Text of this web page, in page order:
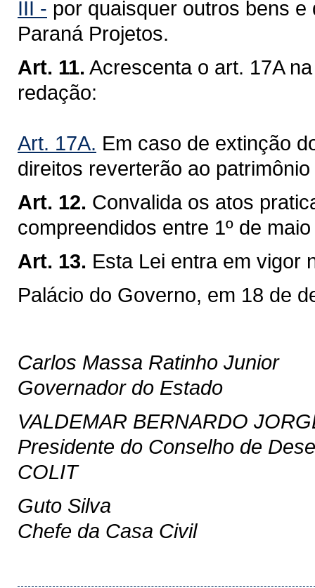
III - por quaisquer outros bens
Paraná Projetos.
Art. 11. Acrescenta o art. 17A
redação:
Art. 17A. Em caso de extinção
direitos reverterão ao
Art. 12. Convalida os atos
compreendidos entre 1º de
Art. 13. Esta Lei entra em vigor
Palácio do Governo, em 18 de
Carlos Massa Ratinho Junior
Governador do Estado
VALDEMAR BERNARDO
Presidente do Conselho de
COLIT
Guto Silva
Chefe da Casa Civil